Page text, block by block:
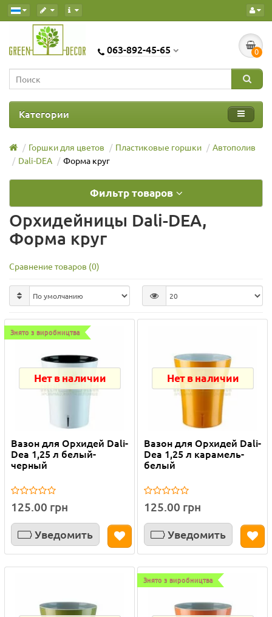
063-892-45-65 0
Категории
Горшки для цветов Пластиковые горшки
Автополив
Dali-DEA
Форма круг
Фильтр товаров
Орхидейницы Dali-DEA,
Форма круг
Сравнение товаров (0)
Знято з виробництва
Нет в наличии
Вазон для Орхидей Dali-
Dea 1,25 л белый-
черный
125.00 грн
Уведомить
Нет в наличии
Вазон для Орхидей Dali-
Dea 1,25 л карамель-
белый
125.00 грн
Уведомить
Знято з виробництва